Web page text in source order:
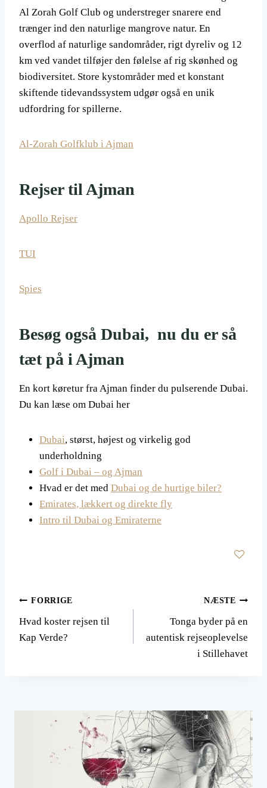
Al Zorah Golf Club og understreger snarere end
trænger ind den naturlige mangrove natur. En
overflod af naturlige sandområder, rigt dyreliv og 12
km ved vandet tilføjer den følelse af rig skønhed og
biodiversitet. Store kystområder med et konstant
skiftende tidevandssystem udgør også en unik
udfordring for spillerne.
Al-Zorah Golfklub i Ajman
Rejser til Ajman
Apollo Rejser
TUI
Spies
Besøg også Dubai, nu du er så
tæt på i Ajman
En kort køretur fra Ajman finder du pulserende Dubai.
Du kan læse om Dubai her
Dubai, størst, højest og virkelig god
underholdning
Golf i Dubai – og Ajman
Hvad er det med Dubai og de hurtige biler?
Emirates, lækkert og direkte fly
Intro til Dubai og Emiraterne
Indlægsnavigation
FORRIGE
Hvad koster rejsen til
Kap Verde?
NÆSTE
Tonga byder på en
autentisk rejseoplevelse
i Stillehavet